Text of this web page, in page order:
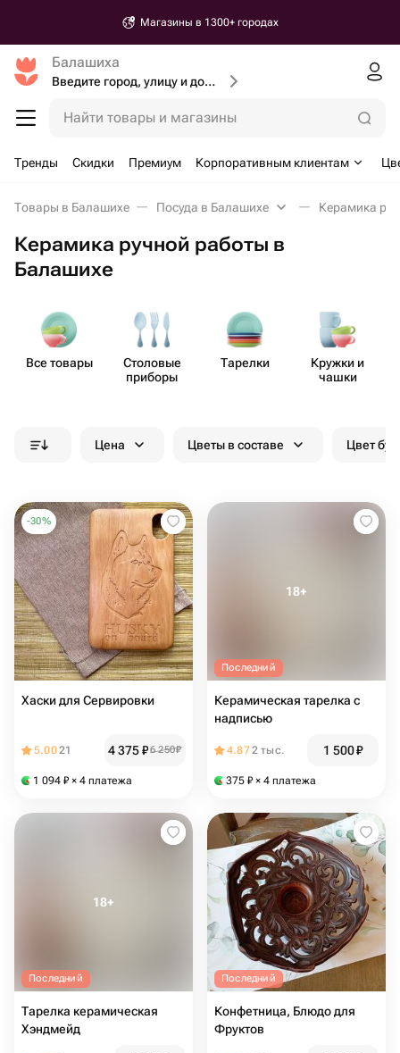
Магазины в 1300+ городах
Балашиха
Введите город, улицу и дом доставки
Найти товары и магазины
Тренды Скидки Премиум Корпоративным клиентам
Товары в Балашихе Посуда в Балашихе Керамика
Керамика ручной работы в
Балашихе
Все товары
Столовые
приборы
Тарелки
Кружки и
чашки
Цена Цветы в составе Цвет
-30%
Хаски для Сервировки
5.0021 4 375₽6 250₽
1 094 ₽ × 4 платежа
Последний
Керамическая тарелка с
надписью
4.872 тыс. 1 500₽
375 ₽ × 4 платежа
Последний
Тарелка керамическая
Хэндмейд
Последний
Конфетница, Блюдо для
Фруктов